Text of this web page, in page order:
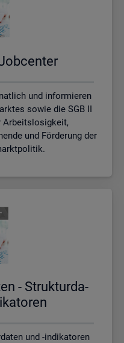
und informieren
sowie die SGB II
Arbeitslosigkeit,
und Förderung der
- Struk­tur­da­
und -indikatoren